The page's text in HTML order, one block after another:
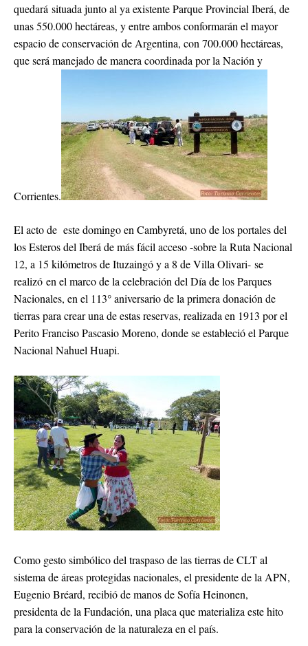
quedará situada junto al ya existente Parque Provincial Iberá, de
unas 550.000 hectáreas, y entre ambos conformarán el mayor
espacio de conservación de Argentina, con 700.000 hectáreas,
que será manejado de manera coordinada por la Nación y
Corrientes.
El acto de este domingo en Cambyretá, uno de los portales del
los Esteros del Iberá de más fácil acceso -sobre la Ruta Nacional
12, a 15 kilómetros de Ituzaingó y a 8 de Villa Olivari- se
realizó en el marco de la celebración del Día de los Parques
Nacionales, en el 113° aniversario de la primera donación de
tierras para crear una de estas reservas, realizada en 1913 por el
Perito Franciso Pascasio Moreno, donde se estableció el Parque
Nacional Nahuel Huapi.
Como gesto simbólico del traspaso de las tierras de CLT al
sistema de áreas protegidas nacionales, el presidente de la APN,
Eugenio Bréard, recibió de manos de Sofía Heinonen,
presidenta de la Fundación, una placa que materializa este hito
para la conservación de la naturaleza en el país.